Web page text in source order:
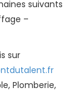
suivants
–
sur
Plomberie,